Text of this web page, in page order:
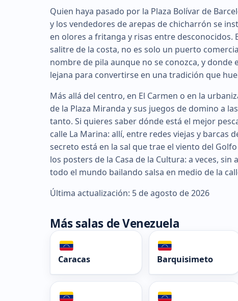
Quien haya pasado por la Plaza Bolívar de
y los vendedores de arepas de chicharrón se
en olores a fritanga y risas entre desconocidos.
salitre de la costa, no es solo un puerto
nombre de pila aunque no se conozca, y donde
lejana para convertirse en una tradición que
Más allá del centro, en El Carmen o en la
de la Plaza Miranda y sus juegos de domino a
tanto. Si quieres saber dónde está el mejor
calle La Marina: allí, entre redes viejas y barcas
secreto está en la sal que trae el viento del
los posters de la Casa de la Cultura: a veces,
todo el mundo bailando salsa en medio de la
Última actualización: 5 de agosto de 2026
Más salas de Venezuela
Caracas Barquisimeto